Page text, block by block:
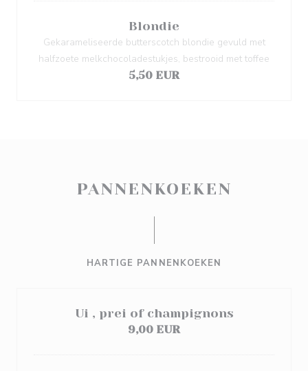
Blondie
Gekarameliseerde butterscotch blondie gevuld met
halfzoete melkchocoladestukjes, bestrooid met toffee
5,50 EUR
PANNENKOEKEN
HARTIGE PANNENKOEKEN
Ui , prei of champignons
9,00 EUR